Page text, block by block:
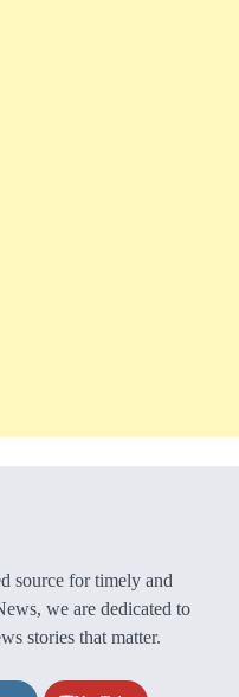
source for timely and
we are dedicated to
stories that matter.